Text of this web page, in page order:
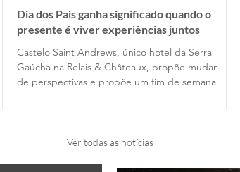
Dia dos Pais ganha significado quando o
presente é viver experiências juntos
Castelo Saint Andrews, único hotel da Serra
Gaúcha na Relais & Châteaux, propõe mudança
de perspectivas e propõe um fim de semana de
Gramado, com festival harmonizado exclusivo na
Ver todas as notícias